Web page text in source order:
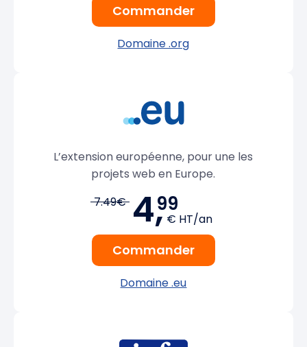
Commander
Domaine .org
L’extension européenne, pour une les
projets web en Europe.
7.49€ 4,99
€ HT/an
Commander
Domaine .eu